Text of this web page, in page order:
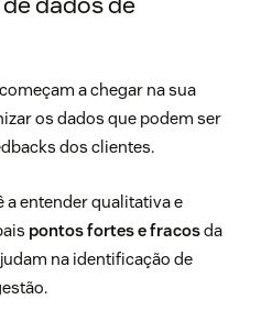
a chegar na sua
os dados que podem ser
dos clientes.
a entender qualitativa e
pontos fortes e fracosda
na identificação de